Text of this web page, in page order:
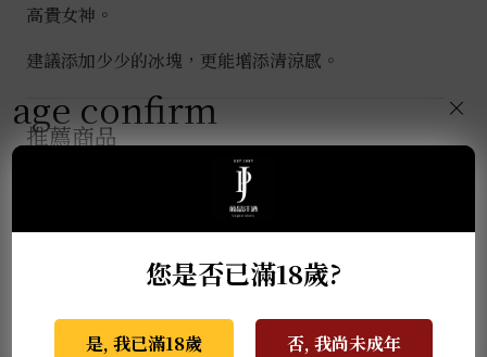
高貴女神。
建議添加少少的冰塊，更能增添清涼感。
推薦商品
age confirm
您是否已滿18歲?
是, 我已滿18歲 否, 我尚未成年
×